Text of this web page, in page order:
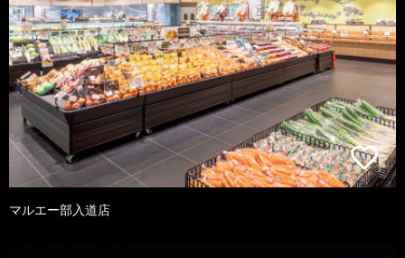
マルエー部入道店